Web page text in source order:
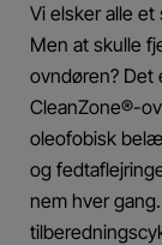
Vi elsker alle
Men at skulle
ovndøren? Det
CleanZone®-
oleofobisk
og
nem hver